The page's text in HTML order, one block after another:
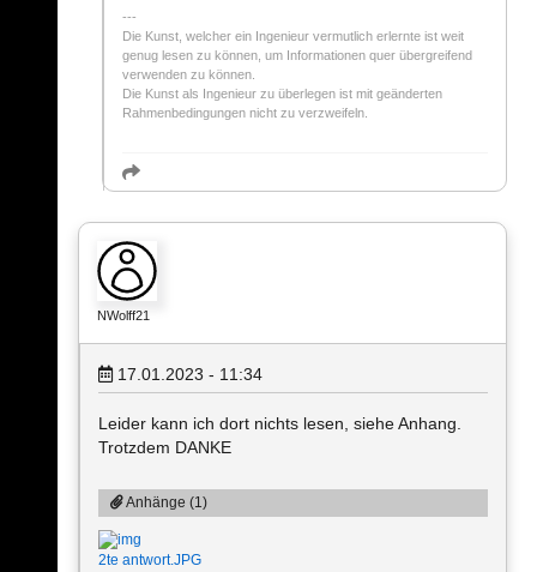
Die Kunst, welcher ein Ingenieur vermutlich erlernte ist weit
genug lesen zu können, um Informationen quer übergreifend
verwenden zu können.
Die Kunst als Ingenieur zu überlegen ist mit geänderten
Rahmenbedingungen nicht zu verzweifeln.
NWolff21
17.01.2023 - 11:34
Leider kann ich dort nichts lesen, siehe Anhang.
Trotzdem DANKE
Anhänge (1)
2te antwort.JPG